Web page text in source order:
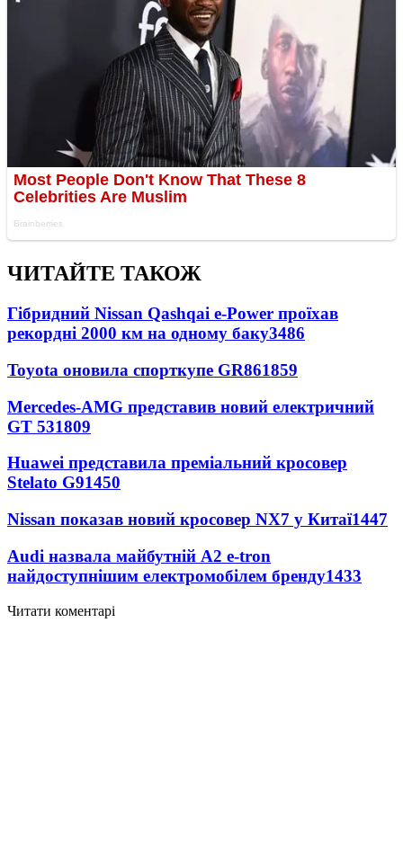
ЧИТАЙТЕ ТАКОЖ
Гібридний Nissan Qashqai e-Power проїхав
рекордні 2000 км на одному баку3486
Toyota оновила спорткупе GR861859
Mercedes-AMG представив новий електричний
GT 531809
Huawei представила преміальний кросовер
Stelato G91450
Nissan показав новий кросовер NX7 у Китаї1447
Audi назвала майбутній A2 e-tron
найдоступнішим електромобілем бренду1433
Читати коментарі